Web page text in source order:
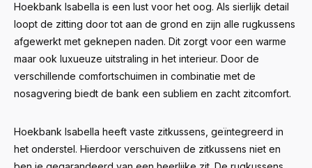
Hoekbank Isabella is een lust voor het oog. Als sierlijk detail
loopt de zitting door tot aan de grond en zijn alle rugkussens
afgewerkt met geknepen naden. Dit zorgt voor een warme
maar ook luxueuze uitstraling in het interieur. Door de
verschillende comfortschuimen in combinatie met de
nosagvering biedt de bank een subliem en zacht zitcomfort.
Hoekbank Isabella heeft vaste zitkussens, geïntegreerd in
het onderstel. Hierdoor verschuiven de zitkussens niet en